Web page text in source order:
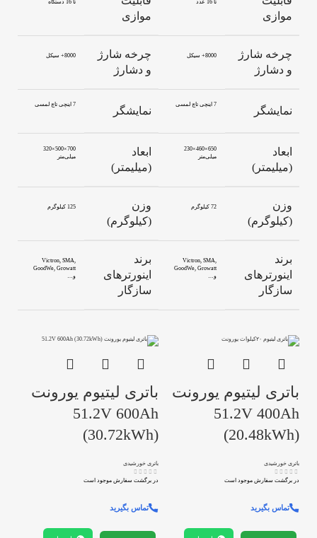
موازی
تا 16 عدد
چرخه شارژ
و دشارژ
8000+ سیکل
نمایشگر
7 اینچی تاچ لمسی
ابعاد
(میلیمتر)
650×460×230
میلی‌متر
وزن
(کیلوگرم)
72 کیلوگرم
برند
اینورترهای
سازگار
Victron, SMA,
GoodWe, Growatt
و…
موازی
تا 16 دستگاه
چرخه شارژ
و دشارژ
8000+ سیکل
نمایشگر
7 اینچی تاچ لمسی
ابعاد
(میلیمتر)
700×500×320
میلی‌متر
وزن
(کیلوگرم)
125 کیلوگرم
برند
اینورترهای
سازگار
Victron, SMA,
GoodWe, Growatt
و…
باتری لیتیوم یورونت
51.2V 400Ah
(20.48kWh)
باتری خورشیدی
در برگشت سفارش موجود است
تماس بگیرید
باتری لیتیوم یورونت
51.2V 600Ah
(30.72kWh)
باتری خورشیدی
در برگشت سفارش موجود است
تماس بگیرید